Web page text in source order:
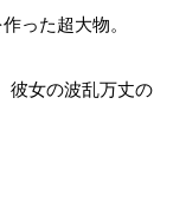
った超大物。
彼女の波乱万丈の